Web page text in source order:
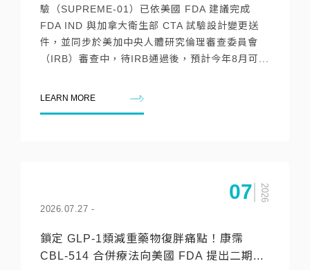
驗（SUPREME-01）已依美國 FDA 建議完成
FDA IND 與加拿大衛生部 CTA 試驗設計變更送
件，並同步於美加中央人體研究倫理審查委員會
（IRB）審查中，待IRB通過後，預計今年8月可...
LEARN MORE
07 2026
2026.07.27 -
鎖定 GLP-1類減重藥物復胖痛點！康霈
CBL-514 合併療法向美國 FDA 提出二期...